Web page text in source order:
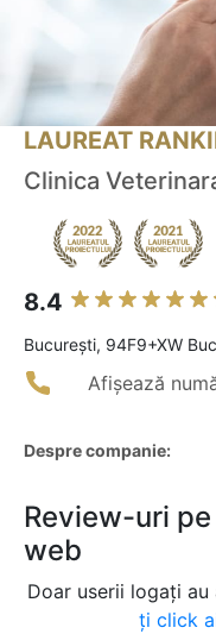
LAUREAT
Clinica
8.4
Bucureşti, 94F9+XW
Afișează
Despre companie:
Review-uri
web
Doar userii logați
ți click